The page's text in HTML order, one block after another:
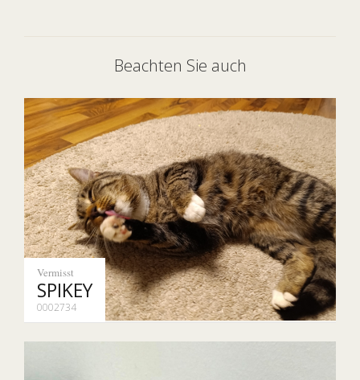
Beachten Sie auch
Vermisst
SPIKEY
0002734